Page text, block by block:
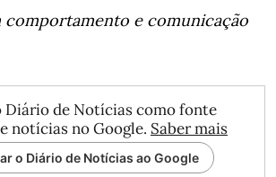
comportamento e comunicação
Diário de Notícias como fonte
notícias no Google. Saber mais
o Diário de Notícias ao Google